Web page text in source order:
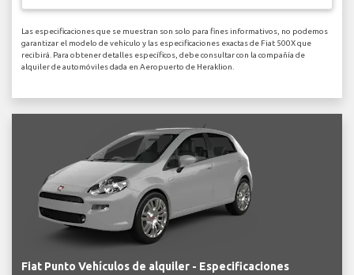
Las especificaciones que se muestran son solo para fines informativos, no podemos
garantizar el modelo de vehículo y las especificaciones exactas de Fiat 500X que
recibirá. Para obtener detalles específicos, debe consultar con la compañía de
alquiler de automóviles dada en Aeropuerto de Heraklion.
Fiat Punto Vehículos de alquiler - Especificaciones